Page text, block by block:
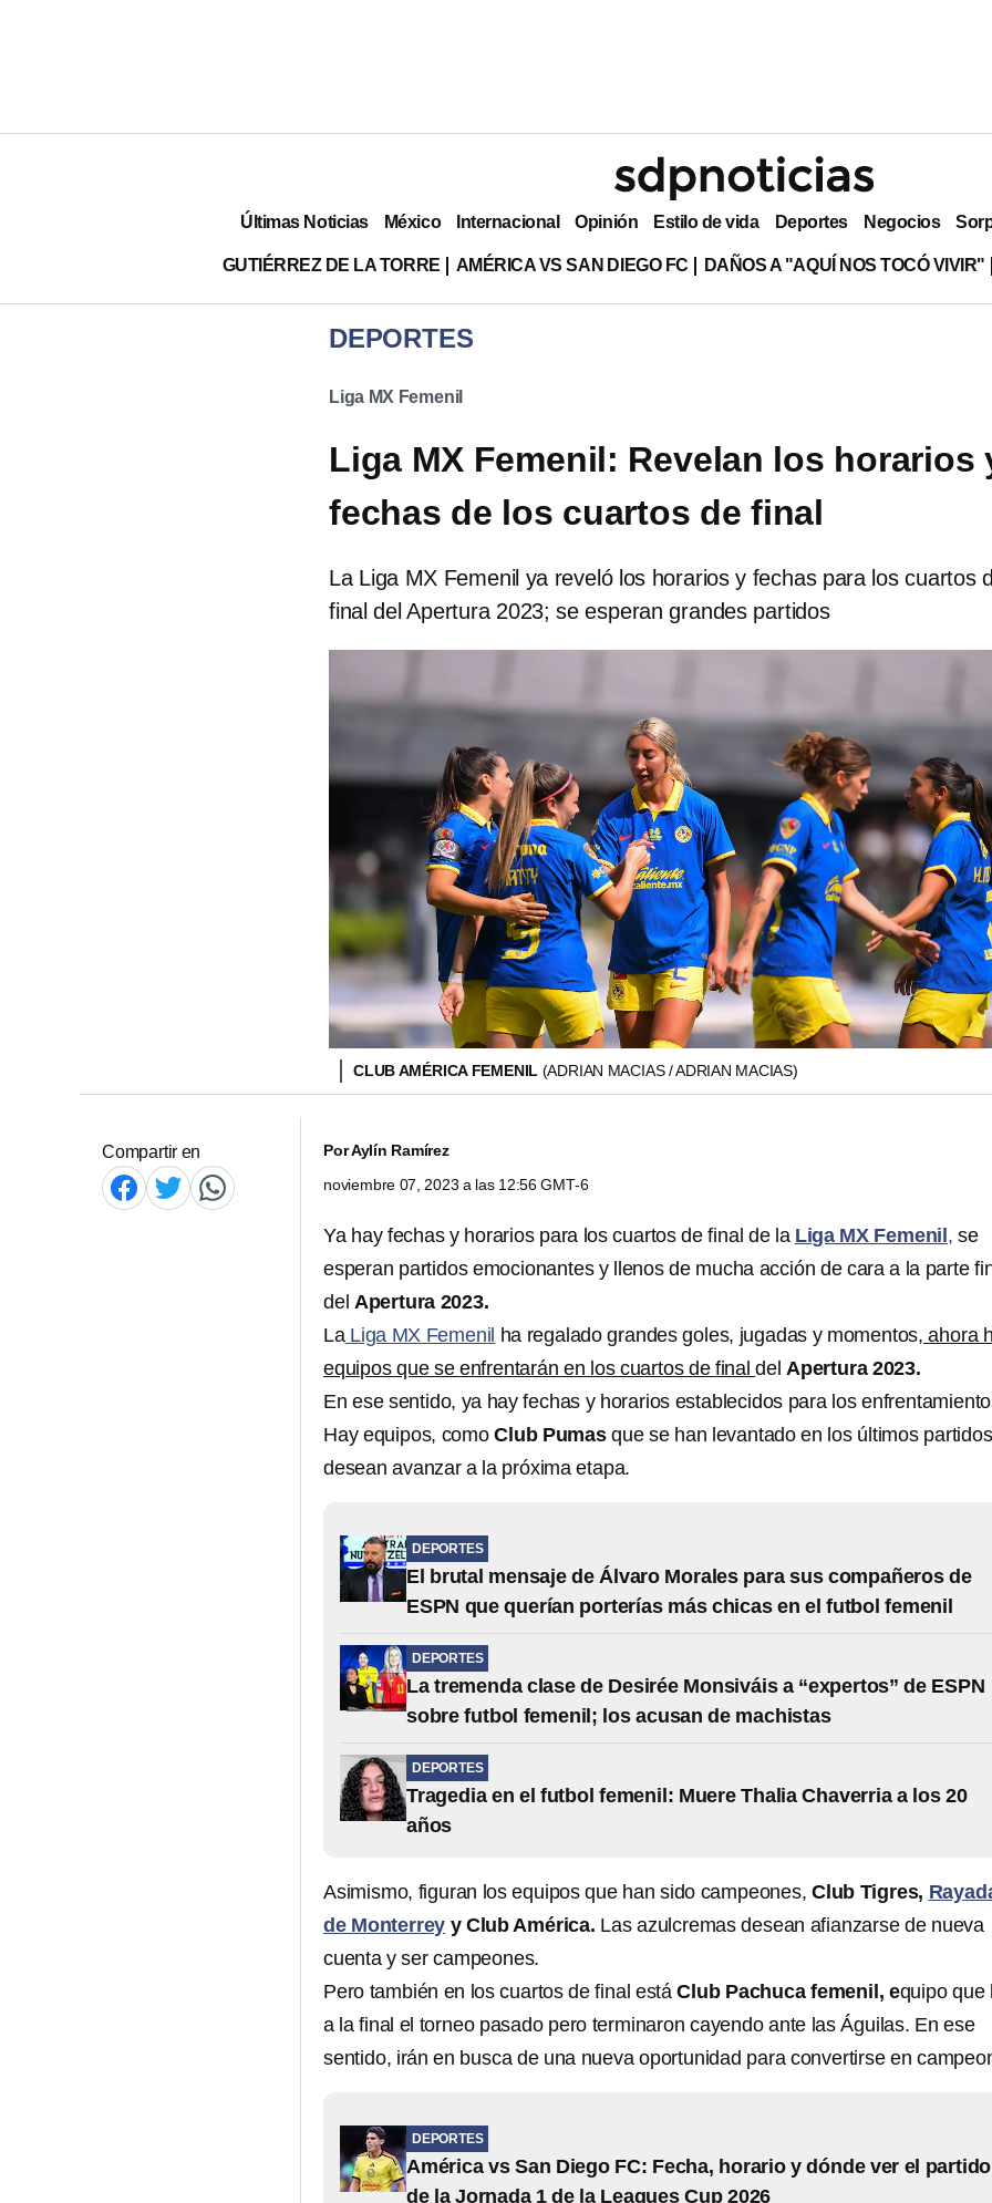
Últimas Noticias México Internacional Opinión Estilo de vida Deportes Negocios
GUTIÉRREZ DE LA TORRE AMÉRICA VS SAN DIEGO FC DAÑOS A "AQUÍ NOS TOCÓ VIVIR"
DEPORTES
Liga MX Femenil
Liga MX Femenil: Revelan los horarios
fechas de los cuartos de final
La Liga MX Femenil ya reveló los horarios y fechas para los cuartos
final del Apertura 2023; se esperan grandes partidos
CLUB AMÉRICA FEMENIL (ADRIAN MACIAS / ADRIAN MACIAS)
Compartir en PorAylín Ramírez
noviembre 07, 2023 a las 12:56 GMT-6
Ya hay fechas y horarios para los cuartos de final de la Liga MX Femenil , se
esperan partidos emocionantes y llenos de mucha acción de cara a la parte
del Apertura 2023.
LaLiga MX Femenil ha regalado grandes goles, jugadas y momentos, ahora
equipos que se enfrentarán en los cuartos de finaldelApertura 2023.
En ese sentido, ya hay fechas y horarios establecidos para los
Hay equipos, comoClub Pumasque se han levantado en los últimos
desean avanzar a la próxima etapa.
DEPORTES
El brutal mensaje de Álvaro Morales para sus compañeros de
ESPN que querían porterías más chicas en el futbol femenil
DEPORTES
La tremenda clase de Desirée Monsiváis a “expertos” de ESPN
sobre futbol femenil; los acusan de machistas
DEPORTES
Tragedia en el futbol femenil: Muere Thalia Chaverria a los 20
años
Asimismo, figuran los equipos que han sido campeones, Club Tigres,
de Monterrey y Club América. Las azulcremas desean afianzarse de nueva
cuenta y ser campeones.
Pero también en los cuartos de final está Club Pachuca femenil, equipo que
a la final el torneo pasado pero terminaron cayendo ante las Águilas. En ese
sentido, irán en busca de una nueva oportunidad para convertirse en
DEPORTES
América vs San Diego FC: Fecha, horario y dónde ver el partido
de la Jornada 1 de la Leagues Cup 2026